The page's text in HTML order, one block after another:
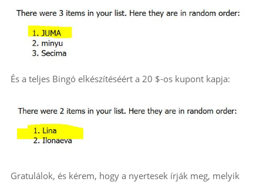
És a teljes Bingó elkészítéséért a 20 $-os kupont kapja:
Gratulálok, és kérem, hogy a nyertesek írják meg, melyik